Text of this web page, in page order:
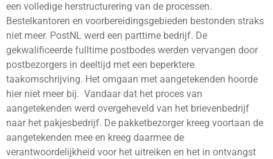
een volledige herstructurering van de processen.
Bestelkantoren en voorbereidingsgebieden bestonden straks
niet meer. PostNL werd een parttime bedrijf. De
gekwalificeerde fulltime postbodes werden vervangen door
postbezorgers in deeltijd met een beperktere
taakomschrijving. Het omgaan met aangetekenden hoorde
hier niet meer bij. Vandaar dat het proces van
aangetekenden werd overgeheveld van het brievenbedrijf
naar het pakjesbedrijf. De pakketbezorger kreeg voortaan de
aangetekenden mee en kreeg daarmee de
verantwoordelijkheid voor het uitreiken en het in ontvangst